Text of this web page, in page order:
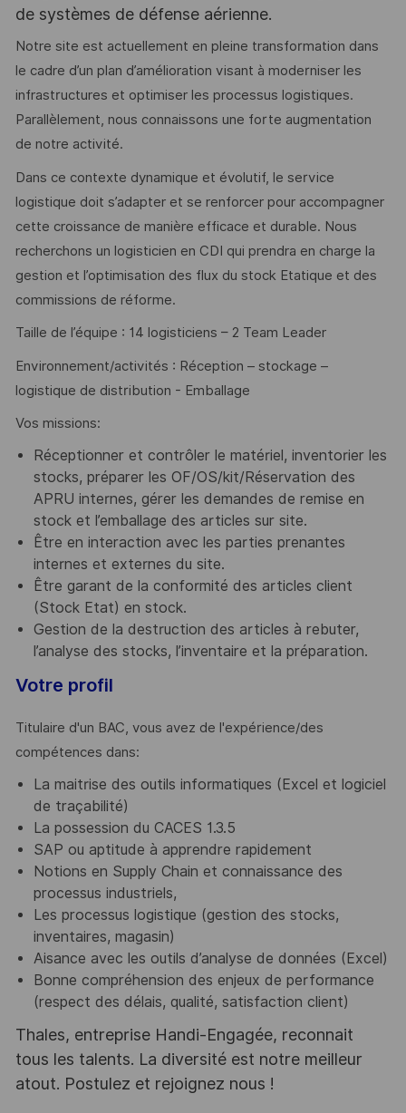
de systèmes de défense aérienne.
Notre site est actuellement en pleine transformation dans
le cadre d’un plan d’amélioration visant à moderniser les
infrastructures et optimiser les processus logistiques.
Parallèlement, nous connaissons une forte augmentation
de notre activité.
Dans ce contexte dynamique et évolutif, le service
logistique doit s’adapter et se renforcer pour accompagner
cette croissance de manière efficace et durable. Nous
recherchons un logisticien en CDI qui prendra en charge la
gestion et l’optimisation des flux du stock Etatique et des
commissions de réforme.
Taille de l’équipe : 14 logisticiens – 2 Team Leader
Environnement/activités : Réception – stockage –
logistique de distribution - Emballage
Vos missions:
Réceptionner et contrôler le matériel, inventorier les
stocks, préparer les OF/OS/kit/Réservation des
APRU internes, gérer les demandes de remise en
stock et l’emballage des articles sur site.
Être en interaction avec les parties prenantes
internes et externes du site.
Être garant de la conformité des articles client
(Stock Etat) en stock.
Gestion de la destruction des articles à rebuter,
l’analyse des stocks, l’inventaire et la préparation.
Votre profil
Titulaire d'un BAC, vous avez de l'expérience/des
compétences dans:
La maitrise des outils informatiques (Excel et logiciel
de traçabilité)
La possession du CACES 1.3.5
SAP ou aptitude à apprendre rapidement
Notions en Supply Chain et connaissance des
processus industriels,
Les processus logistique (gestion des stocks,
inventaires, magasin)
Aisance avec les outils d’analyse de données (Excel)
Bonne compréhension des enjeux de performance
(respect des délais, qualité, satisfaction client)
Thales, entreprise Handi-Engagée, reconnait
tous les talents. La diversité est notre meilleur
atout. Postulez et rejoignez nous !